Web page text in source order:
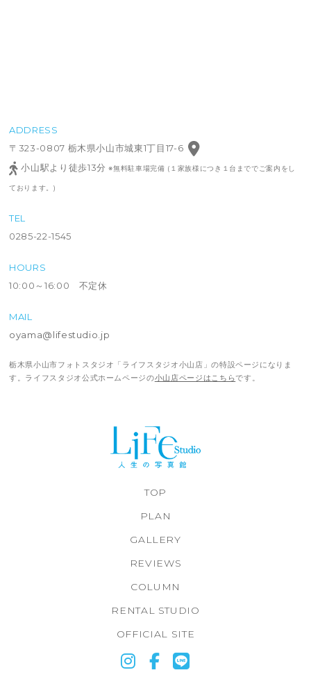
ADDRESS
〒323-0807 栃木県小山市城東1丁目17-6
小山駅より徒歩13分※無料駐車場完備 (１家族様につき１台まででご案内をし
ております。)
TEL
0285-22-1545
HOURS
10:00～16:00 不定休
MAIL
oyama@lifestudio.jp
栃木県小山市フォトスタジオ「ライフスタジオ小山店」の特設ページになりま
す。ライフスタジオ公式ホームページの小山店ページはこちらです。
TOP
PLAN
GALLERY
REVIEWS
COLUMN
RENTAL STUDIO
OFFICIAL SITE